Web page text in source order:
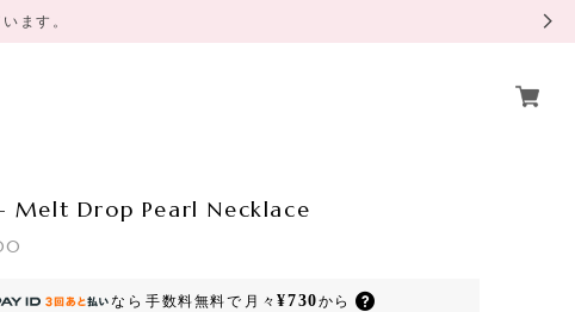
ます。
Melt Drop Pearl Necklace
なら 手数料無料で 月々¥730から